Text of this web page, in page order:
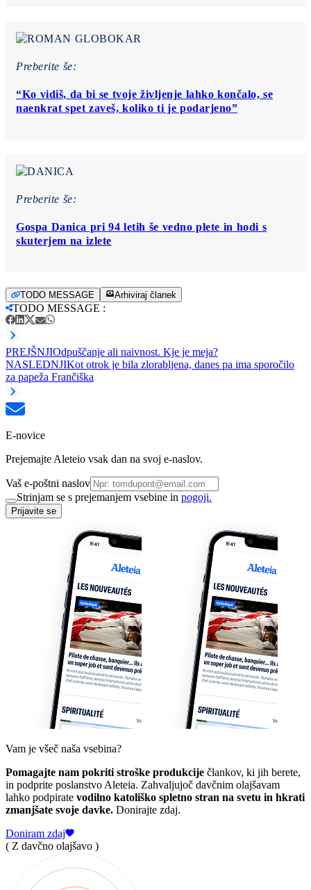
Preberite še:
“Ko vidiš, da bi se tvoje življenje lahko končalo, se
naenkrat spet zaveš, koliko ti je podarjeno”
Preberite še:
Gospa Danica pri 94 letih še vedno plete in hodi s
skuterjem na izlete
TODO MESSAGE Arhiviraj članek
TODO MESSAGE :
PREJŠNJIOdpuščanje ali naivnost. Kje je meja?
NASLEDNJIKot otrok je bila zlorabljena, danes pa ima sporočilo
za papeža Frančiška
E-novice
Prejemajte Aleteio vsak dan na svoj e-naslov.
Vaš e-poštni naslov
Strinjam se s prejemanjem vsebine in pogoji.
Prijavite se
Vam je všeč naša vsebina?
Pomagajte nam pokriti stroške produkcije člankov, ki jih berete,
in podprite poslanstvo Aleteia. Zahvaljujoč davčnim olajšavam
lahko podpirate vodilno katoliško spletno stran na svetu in hkrati
zmanjšate svoje davke. Donirajte zdaj.
Doniram zdaj
( Z davčno olajšavo )